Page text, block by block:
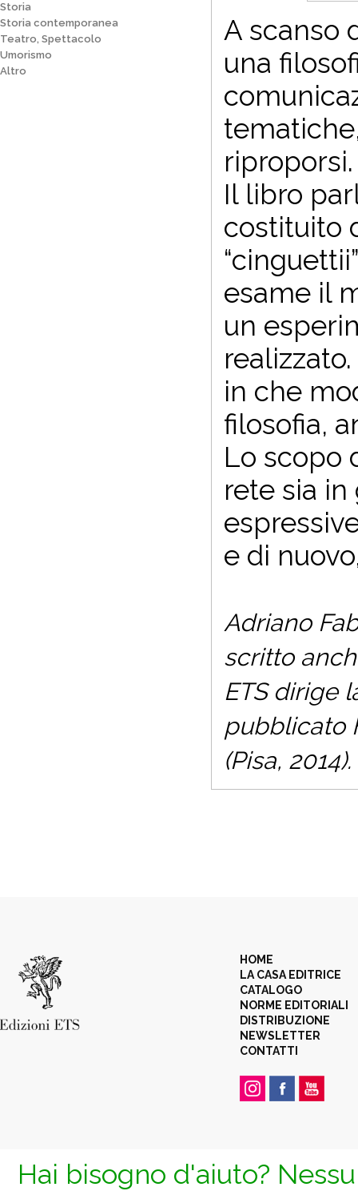
Storia
Storia contemporanea
Teatro, Spettacolo
Umorismo
Altro
A scanso
una
riproporsi.
Il libro
costituito
esame il
un
in che
filosofia,
Lo scopo
rete sia
e di
Adriano
scritto
ETS dirige
pubblicato
(Pisa, 2014).
HOME
LA CASA EDITRICE
CATALOGO
NORME EDITORIALI
DISTRIBUZIONE
NEWSLETTER
CONTATTI
Hai bisogno d'aiuto?